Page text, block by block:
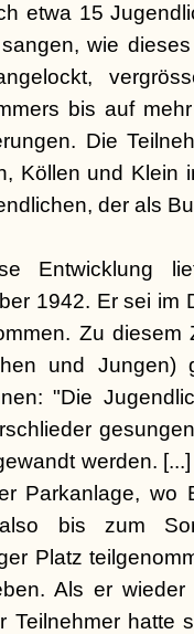
etwa 15
wie
bis auf
Die
Köllen und Klein
der als
Entwicklung
1942. Er sei im
Zu diesem
und Jungen)
"Die
werden.
Parkanlage, wo
bis zum
Platz
Als er
Teilnehmer hatte